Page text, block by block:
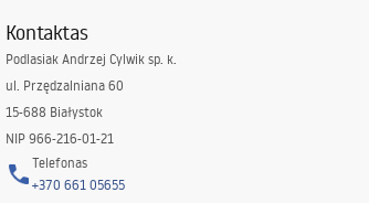
Kontaktas
Podlasiak Andrzej Cylwik sp. k.
ul. Przędzalniana 60
15-688 Białystok
NIP 966-216-01-21
Telefonas
+370 661 05655